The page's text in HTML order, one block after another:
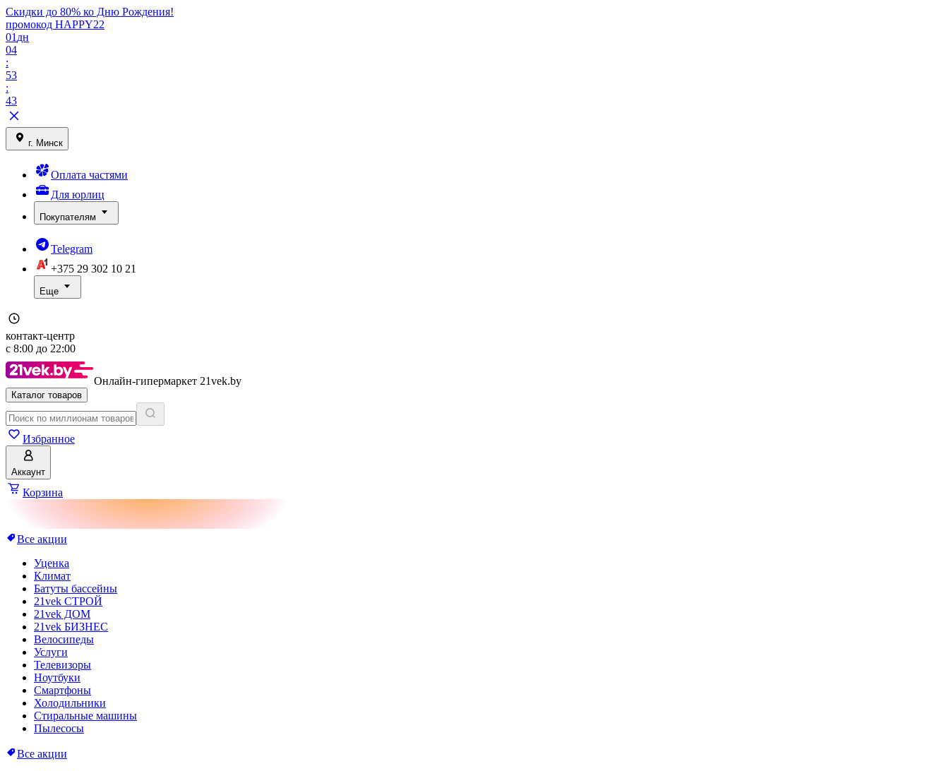
Скидки до 80% ко Дню Рождения!
промокод HAPPY22
01 дн
04
:
53
:
43
г. Минск
Оплата частями
Для юрлиц
Покупателям
Telegram
+375 29 302 10 21
Еще
контакт-центр
с 8:00 до 22:00
Онлайн-гипермаркет 21vek.by
Каталог товаров
Избранное
Аккаунт
Корзина
Все акции
Уценка
Климат
Батуты бассейны
21vek СТРОЙ
21vek ДОМ
21vek БИЗНЕС
Велосипеды
Услуги
Телевизоры
Ноутбуки
Смартфоны
Холодильники
Стиральные машины
Пылесосы
Все акции